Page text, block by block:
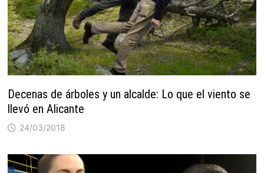
Decenas de árboles y un alcalde: Lo que el viento se
llevó en Alicante
24/03/2018